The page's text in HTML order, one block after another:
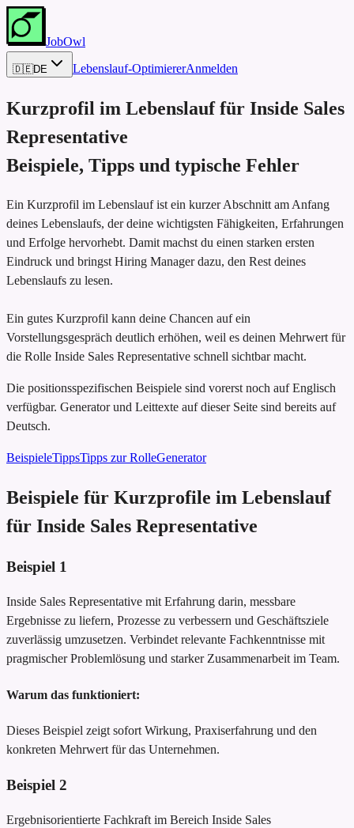
JobOwl
🇩🇪DE Lebenslauf-OptimiererAnmelden
Kurzprofil im Lebenslauf für Inside Sales
Representative
Beispiele, Tipps und typische Fehler
Ein Kurzprofil im Lebenslauf ist ein kurzer Abschnitt am Anfang
deines Lebenslaufs, der deine wichtigsten Fähigkeiten, Erfahrungen
und Erfolge hervorhebt. Damit machst du einen starken ersten
Eindruck und bringst Hiring Manager dazu, den Rest deines
Lebenslaufs zu lesen.
Ein gutes Kurzprofil kann deine Chancen auf ein
Vorstellungsgespräch deutlich erhöhen, weil es deinen Mehrwert für
die Rolle Inside Sales Representative schnell sichtbar macht.
Die positionsspezifischen Beispiele sind vorerst noch auf Englisch
verfügbar. Generator und Leittexte auf dieser Seite sind bereits auf
Deutsch.
BeispieleTippsTipps zur RolleGenerator
Beispiele für Kurzprofile im Lebenslauf
für Inside Sales Representative
Beispiel 1
Inside Sales Representative mit Erfahrung darin, messbare
Ergebnisse zu liefern, Prozesse zu verbessern und Geschäftsziele
zuverlässig umzusetzen. Verbindet relevante Fachkenntnisse mit
pragmischer Problemlösung und starker Zusammenarbeit im Team.
Warum das funktioniert:
Dieses Beispiel zeigt sofort Wirkung, Praxiserfahrung und den
konkreten Mehrwert für das Unternehmen.
Beispiel 2
Ergebnisorientierte Fachkraft im Bereich Inside Sales